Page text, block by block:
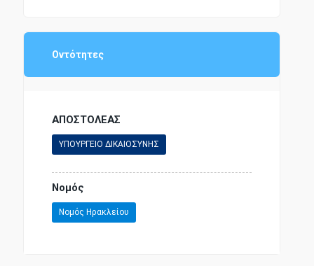
ΠΑΙΔΕΙΑ - ΕΚΠΑΙΔΕΥΣΗ
Οντότητες
ΑΠΟΣΤΟΛΕΑΣ
ΥΠΟΥΡΓΕΙΟ ΔΙΚΑΙΟΣΥΝΗΣ
Νομός
Νομός Ηρακλείου